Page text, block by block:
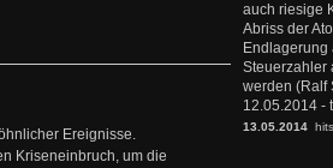
Ereignisse.
Kriseneinbruch, um die
auch riesige
Abriss der
Endlagerung
Steuerzahler
werden (Ralf
12.05.2014 -
13.05.2014